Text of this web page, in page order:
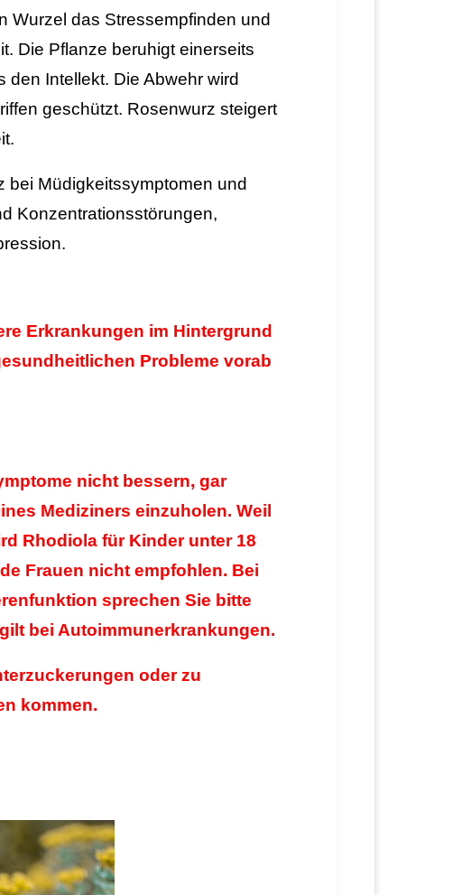
Wurzel das Stressempfinden und
Die Pflanze beruhigt einerseits
den Intellekt. Die Abwehr wird
geschützt. Rosenwurz steigert
bei Müdigkeitssymptomen und
Konzentrationsstörungen,
Erkrankungen im Hintergrund
Probleme vorab
nicht bessern, gar
Mediziners einzuholen. Weil
Rhodiola für Kinder unter 18
Frauen nicht empfohlen. Bei
sprechen Sie bitte
bei Autoimmunerkrankungen.
oder zu
kommen.